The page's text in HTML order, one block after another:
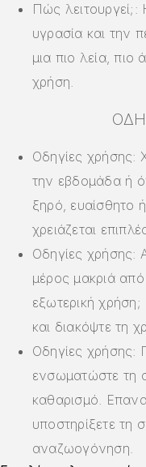
Πώς
υγρασία και την
μια πιο λεία,
χρήση.
Οδηγίες χρήσης:
την εβδομάδα ή
ξηρό, ευαίσθητο
χρειάζεται
Οδηγίες χρήσης:
μέρος μακριά
εξωτερική
και διακόψτε τη
Οδηγίες χρήσης:
ενσωματώστε τη
καθαρισμό.
υποστηρίξετε τη
αναζωογόνηση.